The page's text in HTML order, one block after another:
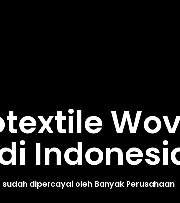
dipercayai oleh Banyak Perusahaan